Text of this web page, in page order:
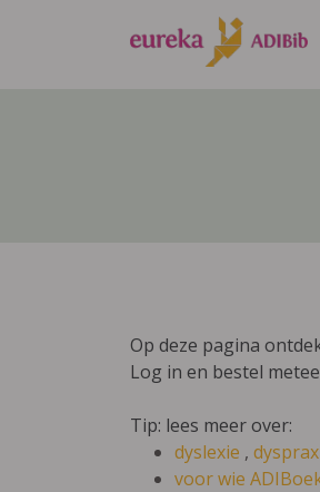
Op deze pagina
Log in en bestel
Tip: lees meer over:
dyslexie ,
voor wie